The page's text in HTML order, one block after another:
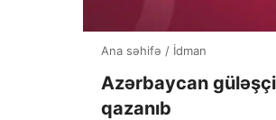
Ana səhifə / İdman
Azərbaycan
qazanıb